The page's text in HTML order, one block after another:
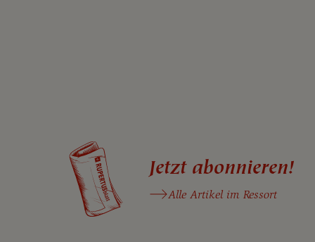
Jetzt abonnieren!
Alle Artikel im Ressort